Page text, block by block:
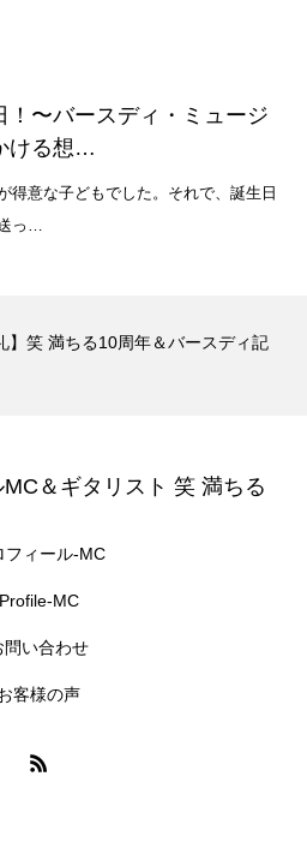
！〜バースディ・ミュージ
ける想…
得意な子どもでした。それで、誕生日
っ…
】笑 満ちる10周年＆バースディ記
＆ギタリスト 笑 満ちる
フィール-MC
Profile-MC
問い合わせ
客様の声